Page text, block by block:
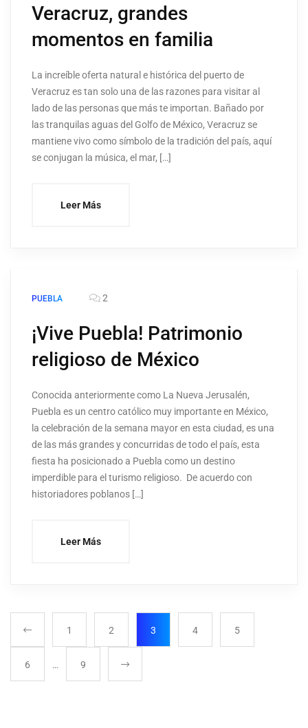
Veracruz, grandes
momentos en familia
La increíble oferta natural e histórica del puerto de
Veracruz es tan solo una de las razones para visitar al
lado de las personas que más te importan. Bañado por
las tranquilas aguas del Golfo de México, Veracruz se
mantiene vivo como símbolo de la tradición del país, aquí
se conjugan la música, el mar, […]
Leer Más
PUEBLA 2
¡Vive Puebla! Patrimonio
religioso de México
Conocida anteriormente como La Nueva Jerusalén,
Puebla es un centro católico muy importante en México,
la celebración de la semana mayor en esta ciudad, es una
de las más grandes y concurridas de todo el país, esta
fiesta ha posicionado a Puebla como un destino
imperdible para el turismo religioso. De acuerdo con
historiadores poblanos […]
Leer Más
1 2 3 4 5
6 … 9